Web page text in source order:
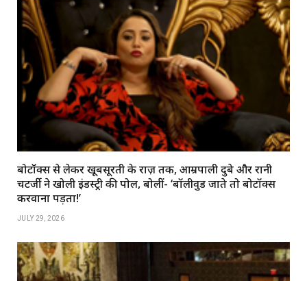
बोटॉक्स से लेकर खूबसूरती के राज़ तक, आम्रपाली दुबे और रानी
चटर्जी ने खोली इंडस्ट्री की पोल, बोलीं- ‘बॉलीवुड जाते तो बोटॉक्स
करवाना पड़ता!’
JULY 29, 2026